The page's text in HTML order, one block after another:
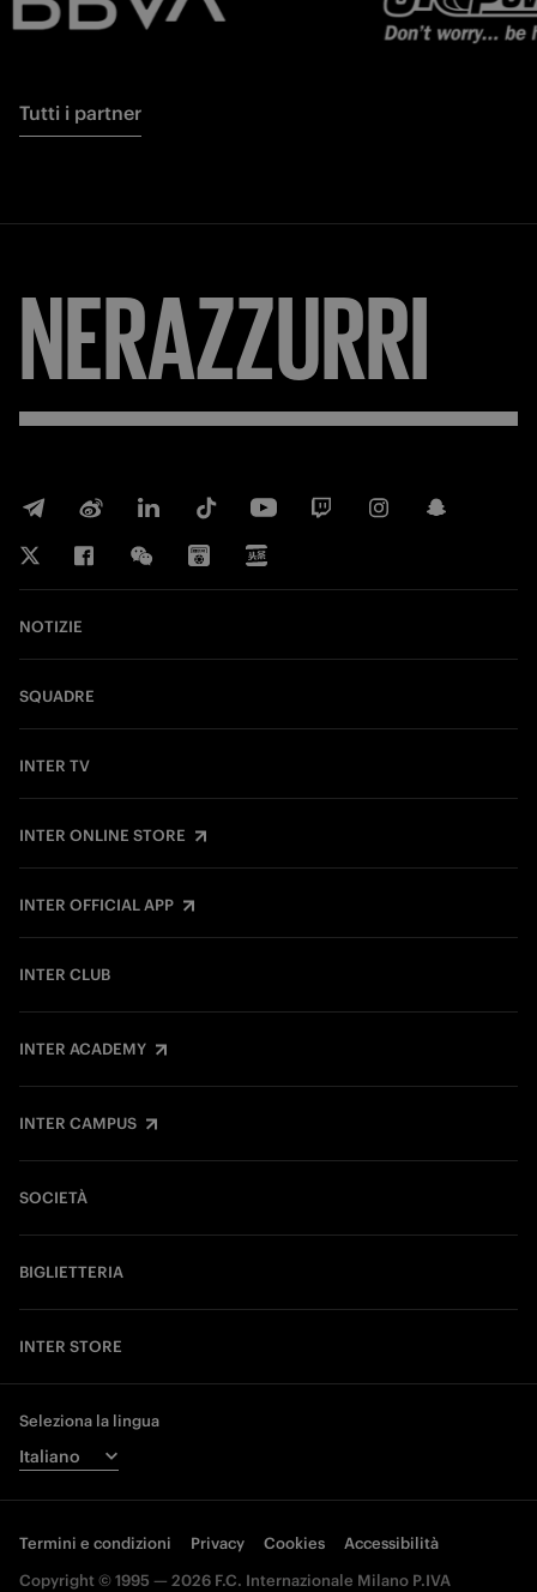
Tutti i partner
NERAZZURRI
NOTIZIE
SQUADRE
INTER TV
INTER ONLINE STORE
INTER OFFICIAL APP
INTER CLUB
INTER ACADEMY
INTER CAMPUS
SOCIETÀ
BIGLIETTERIA
INTER STORE
Seleziona la lingua
Termini e condizioni Privacy Cookies
Accessibilità
Copyright © 1995 — 2026 F.C. Internazionale Milano P.IVA